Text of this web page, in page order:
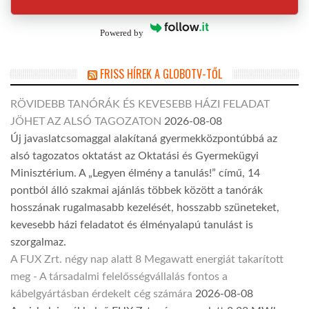
Powered by
FRISS HÍREK A GLOBOTV-TŐL
RÖVIDEBB TANÓRÁK ÉS KEVESEBB HÁZI FELADAT
JÖHET AZ ALSÓ TAGOZATON 2026-08-08
Új javaslatcsomaggal alakítaná gyermekközpontúbbá az
alsó tagozatos oktatást az Oktatási és Gyermekügyi
Minisztérium. A „Legyen élmény a tanulás!” című, 14
pontból álló szakmai ajánlás többek között a tanórák
hosszának rugalmasabb kezelését, hosszabb szüneteket,
kevesebb házi feladatot és élményalapú tanulást is
szorgalmaz.
A FUX Zrt. négy nap alatt 8 Megawatt energiát takarított
meg - A társadalmi felelősségvállalás fontos a
kábelgyártásban érdekelt cég számára 2026-08-08